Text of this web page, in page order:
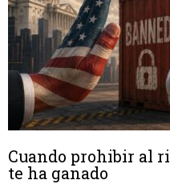
Cuando prohibir al
te ha ganado